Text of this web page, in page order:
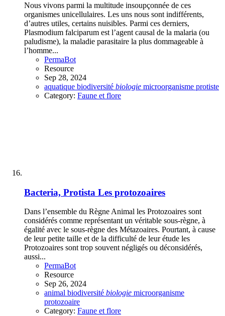
Nous vivons parmi la multitude insoupçonnée de ces
organismes unicellulaires. Les uns nous sont indifférents,
d’autres utiles, certains nuisibles. Parmi ces derniers,
Plasmodium falciparum est l’agent causal de la malaria (ou
paludisme), la maladie parasitaire la plus dommageable à
l’homme...
PermaBot
Resource
Sep 28, 2024
aquatique biodiversité biologie microorganisme protiste
Category: Faune et flore
Bacteria, Protista Les protozoaires
Dans l’ensemble du Règne Animal les Protozoaires sont
considérés comme représentant un véritable sous-règne, à
égalité avec le sous-règne des Métazoaires. Pourtant, à cause
de leur petite taille et de la difficulté de leur étude les
Protozoaires sont trop souvent négligés ou déconsidérés,
aussi...
PermaBot
Resource
Sep 26, 2024
animal biodiversité biologie microorganisme
protozoaire
Category: Faune et flore